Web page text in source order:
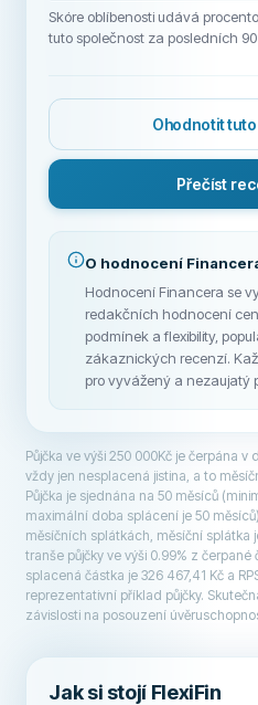
Skóre oblíbenosti udává
tuto společnost za posledních
Ohodnotit
Přečíst
O hodnocení
Hodnocení Financera se
redakčních hodnocení
podmínek a flexibility,
zákaznických recenzí.
pro vyvážený a nezaujatý
Půjčka ve výši 250 000Kč je čerpána
vždy jen nesplacená jistina, a to
Půjčka je sjednána na 50 měsíců
maximální doba splácení je 50
měsíčních splátkách, měsíční splátka
tranše půjčky ve výši 0.99% z čerpané
splacená částka je 326 467,41 Kč a
reprezentativní příklad půjčky.
závislosti na posouzení
Jak si stojí FlexiFin